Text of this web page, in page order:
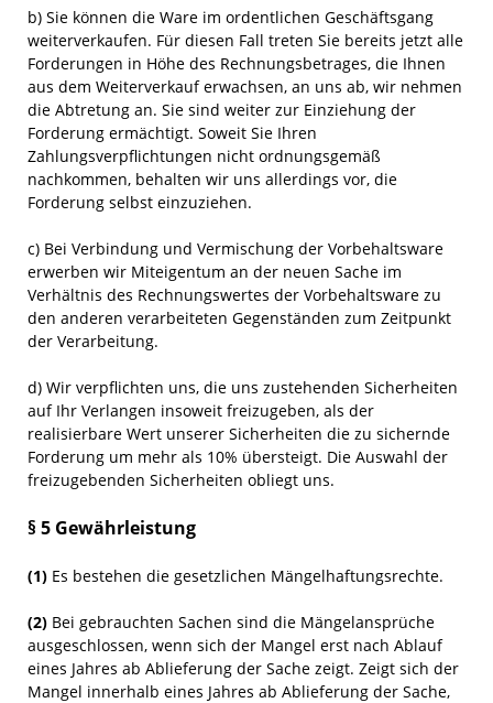
b) Sie können die Ware im ordentlichen Geschäftsgang
weiterverkaufen. Für diesen Fall treten Sie bereits jetzt alle
Forderungen in Höhe des Rechnungsbetrages, die Ihnen
aus dem Weiterverkauf erwachsen, an uns ab, wir nehmen
die Abtretung an. Sie sind weiter zur Einziehung der
Forderung ermächtigt. Soweit Sie Ihren
Zahlungsverpflichtungen nicht ordnungsgemäß
nachkommen, behalten wir uns allerdings vor, die
Forderung selbst einzuziehen.
c) Bei Verbindung und Vermischung der Vorbehaltsware
erwerben wir Miteigentum an der neuen Sache im
Verhältnis des Rechnungswertes der Vorbehaltsware zu
den anderen verarbeiteten Gegenständen zum Zeitpunkt
der Verarbeitung.
d) Wir verpflichten uns, die uns zustehenden Sicherheiten
auf Ihr Verlangen insoweit freizugeben, als der
realisierbare Wert unserer Sicherheiten die zu sichernde
Forderung um mehr als 10% übersteigt. Die Auswahl der
freizugebenden Sicherheiten obliegt uns.
§ 5 Gewährleistung
(1) Es bestehen die gesetzlichen Mängelhaftungsrechte.
(2) Bei gebrauchten Sachen sind die Mängelansprüche
ausgeschlossen, wenn sich der Mangel erst nach Ablauf
eines Jahres ab Ablieferung der Sache zeigt. Zeigt sich der
Mangel innerhalb eines Jahres ab Ablieferung der Sache,